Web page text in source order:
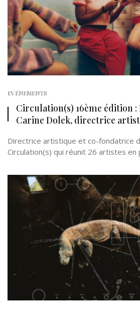
EVÉNEMENTS
Circulation(s) 16ème édition :
Carine Dolek, directrice
Directrice artistique et co-fondatrice
Circulation(s) qui réunit 26 artistes en